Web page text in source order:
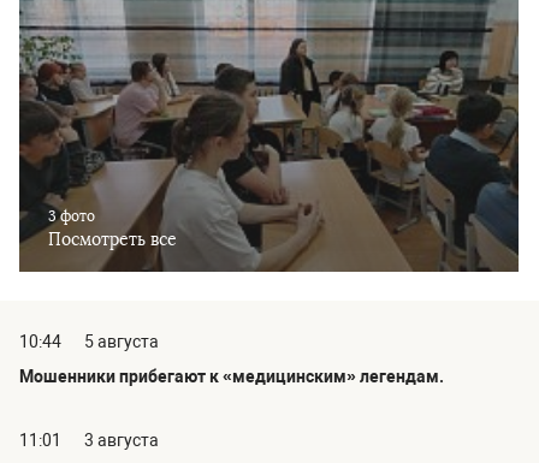
3 фото
Посмотреть все
10:44
5 августа
Мошенники прибегают к «медицинским» легендам.
11:01
3 августа